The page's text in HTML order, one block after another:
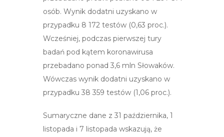
osób. Wynik dodatni uzyskano w
przypadku 8 172 testów (0,63 proc.).
Wcześniej, podczas pierwszej tury
badań pod kątem koronawirusa
przebadano ponad 3,6 mln Słowaków.
Wówczas wynik dodatni uzyskano w
przypadku 38 359 testów (1,06 proc.).
Sumaryczne dane z 31 października, 1
listopada i 7 listopada wskazują, że